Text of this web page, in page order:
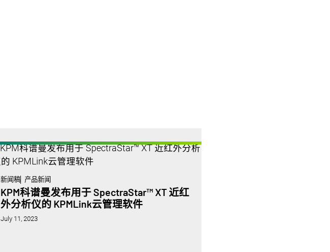
新闻稿 产品新闻
KPM科谱曼发布用于 SpectraStar™ XT 近红
外分析仪的 KPMLink云管理软件
July 11, 2023